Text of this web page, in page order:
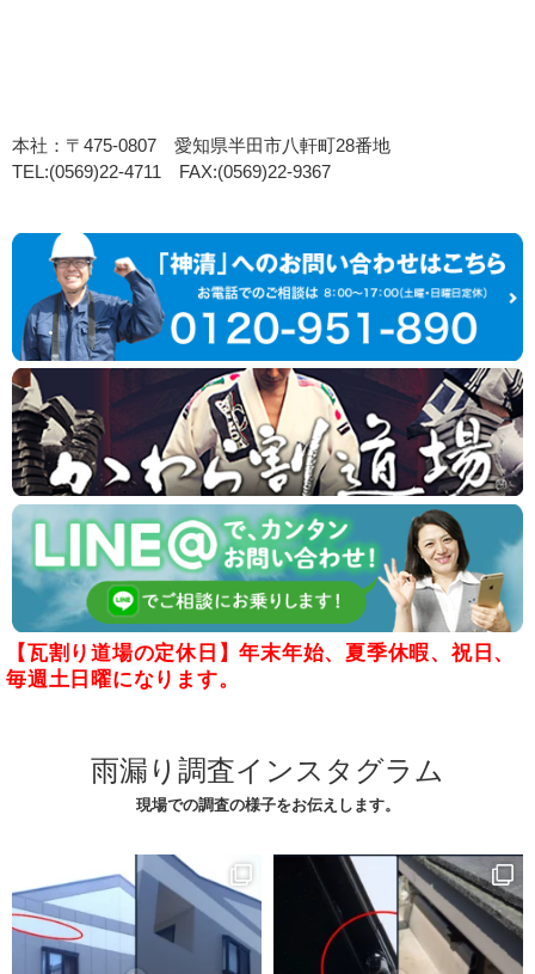
本社：〒475-0807 愛知県半田市八軒町28番地
TEL:(0569)22-4711 FAX:(0569)22-9367
【瓦割り道場の定休日】年末年始、夏季休暇、祝日、
毎週土日曜になります。
雨漏り調査インスタグラム
現場での調査の様子をお伝えします。